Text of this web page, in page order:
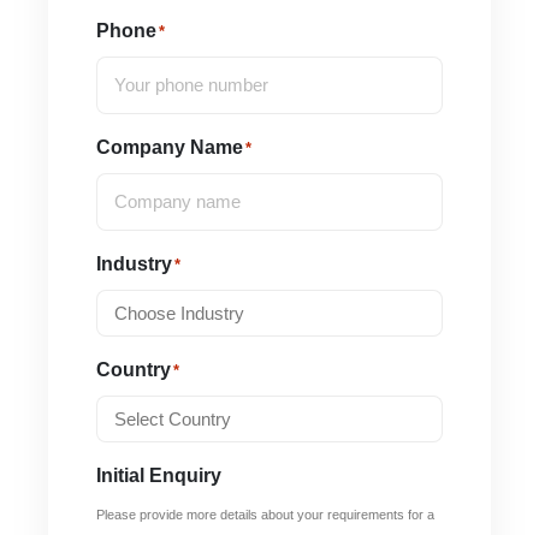
Phone*
Company Name*
Industry*
Country*
Initial Enquiry
Please provide more details about your requirements for a